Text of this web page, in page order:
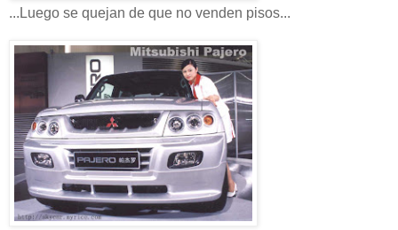
...Luego se quejan de que no venden pisos...